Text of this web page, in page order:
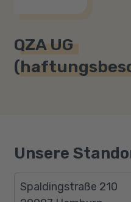
QZA UG
Unsere
Spaldingstraße 210